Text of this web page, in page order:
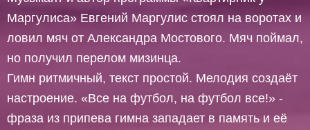
Маргулиса» Евгений Маргулис стоял на воротах и
ловил мяч от Александра Мостового. Мяч поймал,
но получил перелом мизинца.
Гимн ритмичный, текст простой. Мелодия создаёт
настроение. «Все на футбол, на футбол все!» -
фраза из припева гимна западает в память и её